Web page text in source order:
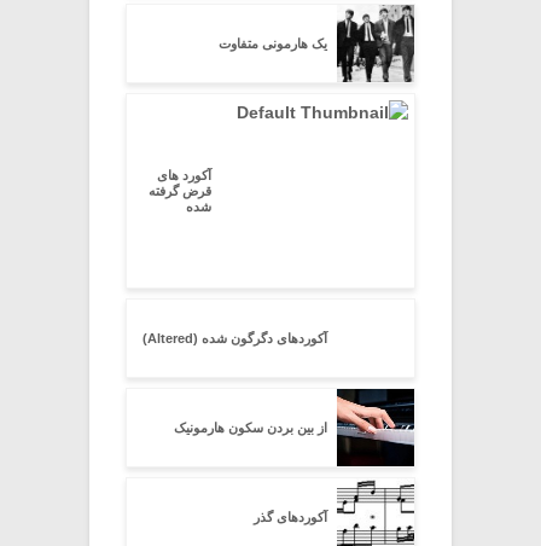
یک هارمونی متفاوت
آکورد های
قرض گرفته
آکوردهای دگرگون شده (Altered)
از بین بردن سکون هارمونیک
آکوردهای گذر